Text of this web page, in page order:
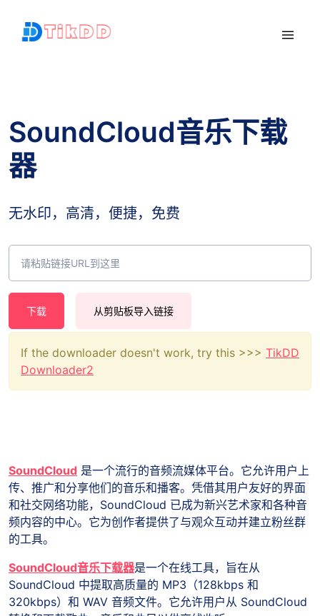
SoundCloud音乐下载
器
无水印，高清，便捷，免费
下载 从剪贴板导入链接
If the downloader doesn't work, try this >>> TikDD
Downloader2
SoundCloud 是一个流行的音频流媒体平台。它允许用户上
传、推广和分享他们的音乐和播客。凭借其用户友好的界面
和社交网络功能，SoundCloud 已成为新兴艺术家和各种音
频内容的中心。它为创作者提供了与观众互动并建立粉丝群
的工具。
SoundCloud音乐下载器是一个在线工具，旨在从
SoundCloud 中提取高质量的 MP3（128kbps 和
320kbps）和 WAV 音频文件。它允许用户从 SoundCloud